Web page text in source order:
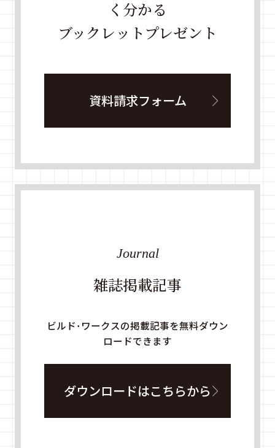
く分かる
ブックレットプレゼント
資料請求フォーム
雑誌掲載記事
Journal
ビルド・ワークスの掲載記事を無料ダウン
ロードできます
ダウンロードはこちらから